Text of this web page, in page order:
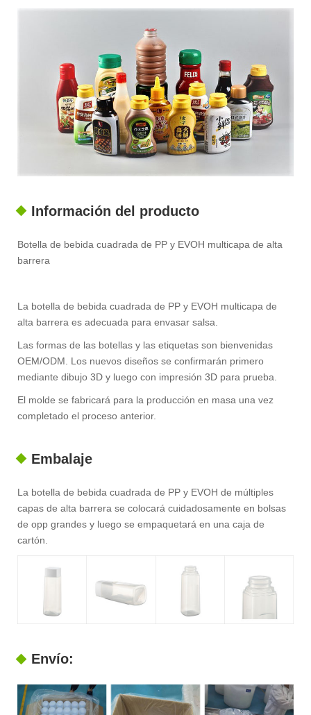
Información del producto
Botella de bebida cuadrada de PP y EVOH multicapa de alta
barrera
La botella de bebida cuadrada de PP y EVOH multicapa de
alta barrera es adecuada para envasar salsa.
Las formas de las botellas y las etiquetas son bienvenidas
OEM/ODM. Los nuevos diseños se confirmarán primero
mediante dibujo 3D y luego con impresión 3D para prueba.
El molde se fabricará para la producción en masa una vez
completado el proceso anterior.
Embalaje
La botella de bebida cuadrada de PP y EVOH de múltiples
capas de alta barrera se colocará cuidadosamente en bolsas
de opp grandes y luego se empaquetará en una caja de
cartón.
Envío: